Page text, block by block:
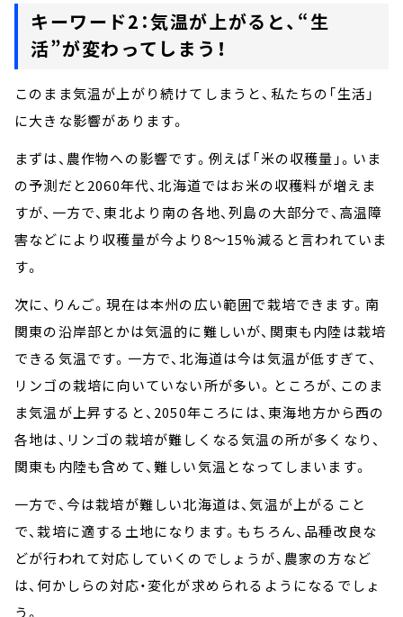
キーワード2：気温が上がると、“生
活”が変わってしまう！
このまま気温が上がり続けてしまうと、私たちの「生活」
に大きな影響があります。
まずは、農作物への影響です。例えば「米の収穫量」。いま
の予測だと2060年代、北海道ではお米の収穫料が増えま
すが、一方で、東北より南の各地、列島の大部分で、高温障
害などにより収穫量が今より8～15%減ると言われていま
す。
次に、りんご。現在は本州の広い範囲で栽培できます。南
関東の沿岸部とかは気温的に難しいが、関東も内陸は栽培
できる気温です。一方で、北海道は今は気温が低すぎて、
リンゴの栽培に向いていない所が多い。ところが、このま
ま気温が上昇すると、2050年ころには、東海地方から西の
各地は、リンゴの栽培が難しくなる気温の所が多くなり、
関東も内陸も含めて、難しい気温となってしまいます。
一方で、今は栽培が難しい北海道は、気温が上がること
で、栽培に適する土地になります。もちろん、品種改良な
どが行われて対応していくのでしょうが、農家の方など
は、何かしらの対応・変化が求められるようになるでしょ
う。